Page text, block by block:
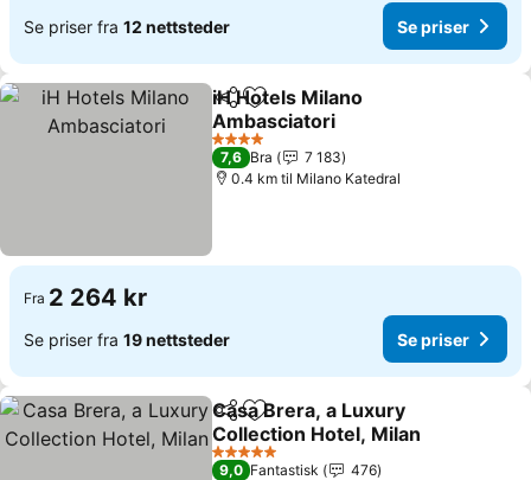
Se priser fra 12 nettsteder Se priser
Del Legg til i favoritter
iH Hotels Milano
Ambasciatori
4 Stjerner
7,6 Bra
7 183
0.4 km til Milano Katedral
Fra 2 264 kr
Se priser fra 19 nettsteder Se priser
Del Legg til i favoritter
Casa Brera, a Luxury
Collection Hotel, Milan
5 Stjerner
9,0 Fantastisk
476